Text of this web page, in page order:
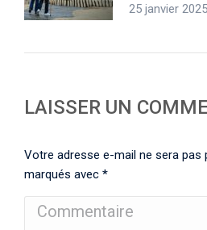
25 janvier 2025
LAISSER UN
Votre adresse e-mail ne sera pas
marqués avec *
Commentaire